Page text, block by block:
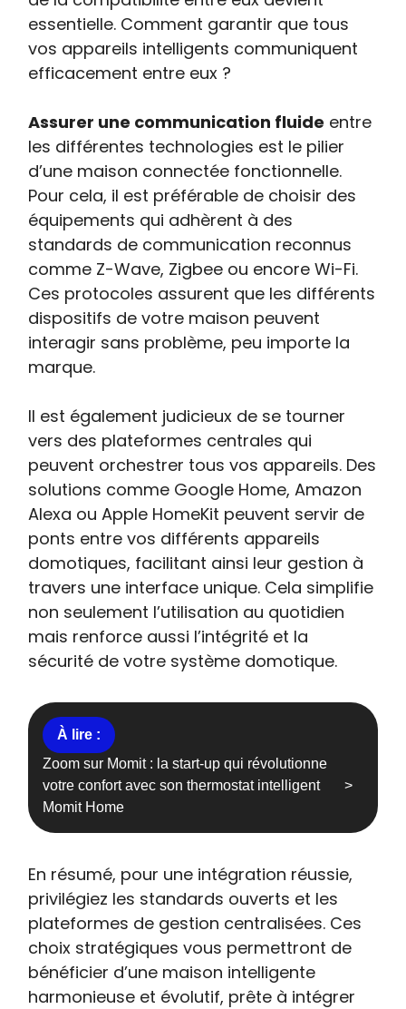
essentielle. Comment garantir que tous
vos appareils intelligents communiquent
efficacement entre eux ?
Assurer une communication fluide entre
les différentes technologies est le pilier
d’une maison connectée fonctionnelle.
Pour cela, il est préférable de choisir des
équipements qui adhèrent à des
standards de communication reconnus
comme Z-Wave, Zigbee ou encore Wi-Fi.
Ces protocoles assurent que les différents
dispositifs de votre maison peuvent
interagir sans problème, peu importe la
marque.
Il est également judicieux de se tourner
vers des plateformes centrales qui
peuvent orchestrer tous vos appareils. Des
solutions comme Google Home, Amazon
Alexa ou Apple HomeKit peuvent servir de
ponts entre vos différents appareils
domotiques, facilitant ainsi leur gestion à
travers une interface unique. Cela simplifie
non seulement l’utilisation au quotidien
mais renforce aussi l’intégrité et la
sécurité de votre système domotique.
Zoom sur Momit : la start-up qui révolutionne
votre confort avec son thermostat intelligent
Momit Home
En résumé, pour une intégration réussie,
privilégiez les standards ouverts et les
plateformes de gestion centralisées. Ces
choix stratégiques vous permettront de
bénéficier d’une maison intelligente
harmonieuse et évolutif, prête à intégrer